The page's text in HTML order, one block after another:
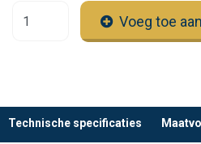
Voeg toe
Technische specificaties